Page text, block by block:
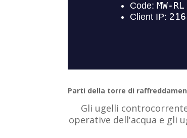
Parti della torre di
Gli ugelli
operative dell'acqua e gli